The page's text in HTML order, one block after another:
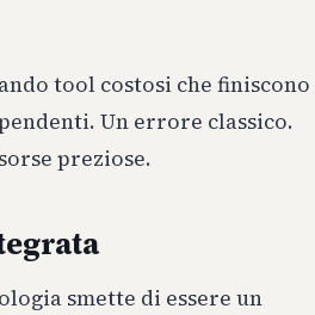
tool costosi che finiscono
Un errore classico.
preziose.
smette di essere un